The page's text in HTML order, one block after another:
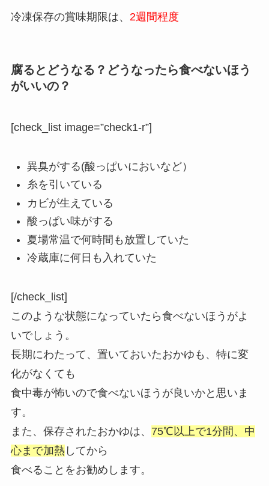
冷凍保存の賞味期限は、 2週間程度
腐るとどうなる？どうなったら食べないほう
がいいの？
[check_list image=”check1-r”]
異臭がする(酸っぱいにおいなど）
糸を引いている
カビが生えている
酸っぱい味がする
夏場常温で何時間も放置していた
冷蔵庫に何日も入れていた
[/check_list]
このような状態になっていたら食べないほうがよ
いでしょう。
長期にわたって、置いておいたおかゆも、特に変
化がなくても
食中毒が怖いので食べないほうが良いかと思いま
す。
また、保存されたおかゆは、 75℃以上で1分間、中
心まで加熱 してから
食べることをお勧めします。